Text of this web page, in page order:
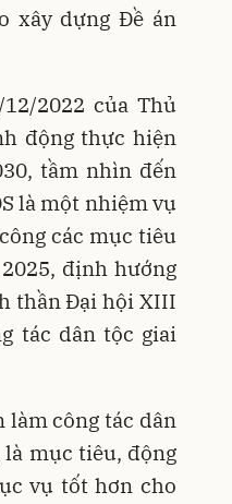
xây dựng Đề án
2022 của Thủ
động thực hiện
tầm nhìn đến
là một nhiệm vụ
các mục tiêu
định hướng
thần Đại hội XIII
tác dân tộc giai
làm công tác dân
mục tiêu, động
vụ tốt hơn cho